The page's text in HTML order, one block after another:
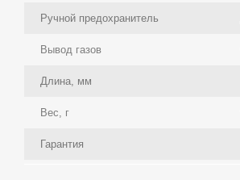
Ручной предохранитель
Вывод газов
Длина, мм
Вес, г
Гарантия